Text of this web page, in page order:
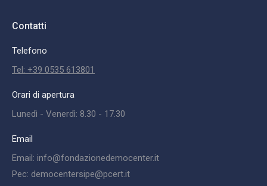
Contatti
Telefono
Tel: +39 0535 613801
Orari di apertura
Lunedì - Venerdì: 8.30 - 17.30
Email
Email: info@fondazionedemocenter.it
Pec: democentersipe@pcert.it